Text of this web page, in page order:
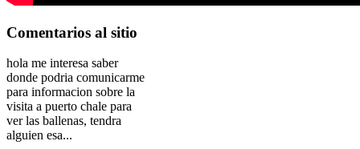
Comentarios al sitio
hola me interesa saber
donde podria comunicarme
para informacion sobre la
visita a puerto chale para
ver las ballenas, tendra
alguien esa...